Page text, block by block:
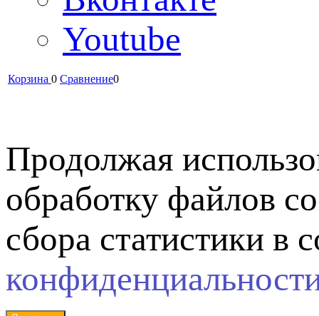
Youtube
Корзина 0 Сравнение0
Продолжая
обработку файлов
сбора статистики в